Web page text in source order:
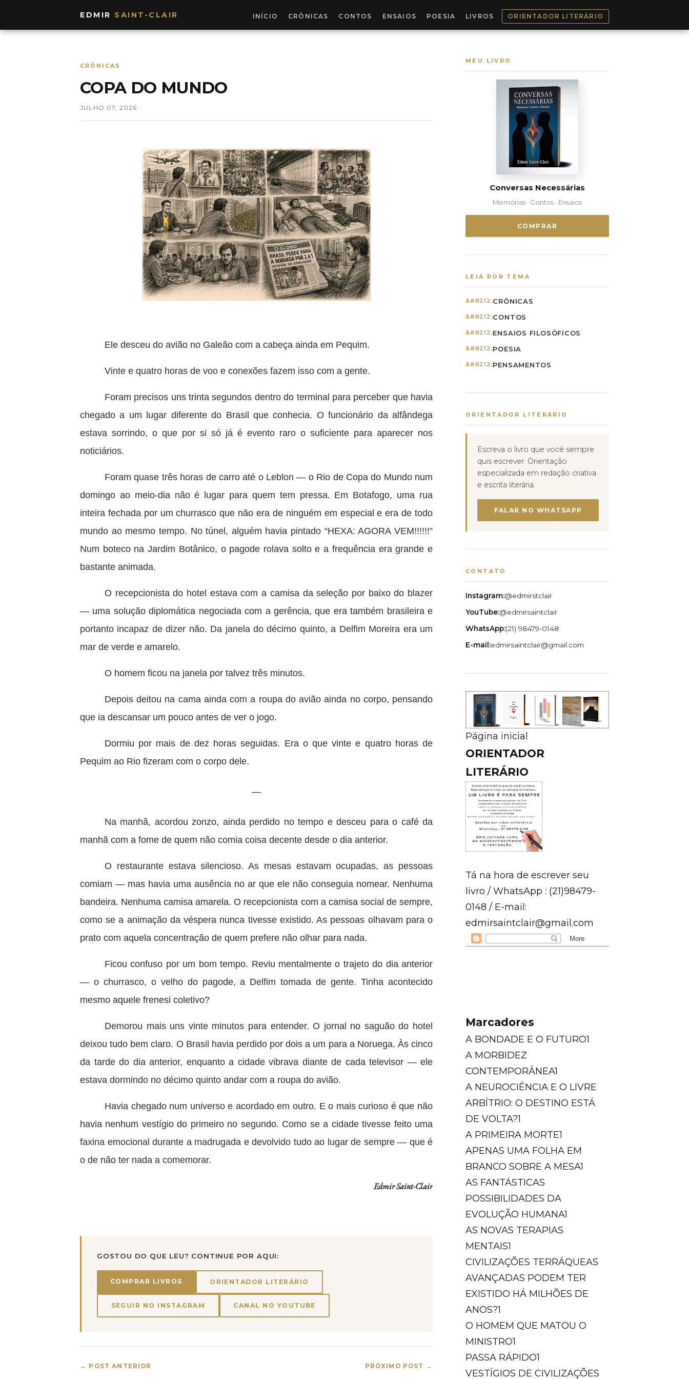
EDMIR SAINT-CLAIR INÍCIO CRÔNICAS CONTOS ENSAIOS POESIA LIVROS ORIENTADOR LITERÁRIO
CRÔNICAS
COPA DO MUNDO
JULHO 07, 2026 ·
Ele desceu do avião no Galeão com a cabeça ainda em Pequim.
Vinte e quatro horas de voo e conexões fazem isso com a gente.
Foram precisos uns trinta segundos dentro do terminal para perceber que havia
chegado a um lugar diferente do Brasil que conhecia. O funcionário da alfândega
estava sorrindo, o que por si só já é evento raro o suficiente para aparecer nos
noticiários.
Foram quase três horas de carro até o Leblon — o Rio de Copa do Mundo num
domingo ao meio-dia não é lugar para quem tem pressa. Em Botafogo, uma rua
inteira fechada por um churrasco que não era de ninguém em especial e era de todo
mundo ao mesmo tempo. No túnel, alguém havia pintado “HEXA: AGORA VEM!!!!!!”
Num boteco na Jardim Botânico, o pagode rolava solto e a frequência era grande e
bastante animada.
O recepcionista do hotel estava com a camisa da seleção por baixo do blazer
— uma solução diplomática negociada com a gerência, que era também brasileira e
portanto incapaz de dizer não. Da janela do décimo quinto, a Delfim Moreira era um
mar de verde e amarelo.
O homem ficou na janela por talvez três minutos.
Depois deitou na cama ainda com a roupa do avião ainda no corpo, pensando
que ia descansar um pouco antes de ver o jogo.
Dormiu por mais de dez horas seguidas. Era o que vinte e quatro horas de
Pequim ao Rio fizeram com o corpo dele.
—
Na manhã, acordou zonzo, ainda perdido no tempo e desceu para o café da
manhã com a fome de quem não comia coisa decente desde o dia anterior.
O restaurante estava silencioso. As mesas estavam ocupadas, as pessoas
comiam — mas havia uma ausência no ar que ele não conseguia nomear. Nenhuma
bandeira. Nenhuma camisa amarela. O recepcionista com a camisa social de sempre,
como se a animação da véspera nunca tivesse existido. As pessoas olhavam para o
prato com aquela concentração de quem prefere não olhar para nada.
Ficou confuso por um bom tempo. Reviu mentalmente o trajeto do dia anterior
— o churrasco, o velho do pagode, a Delfim tomada de gente. Tinha acontecido
mesmo aquele frenesi coletivo?
Demorou mais uns vinte minutos para entender. O jornal no saguão do hotel
deixou tudo bem claro. O Brasil havia perdido por dois a um para a Noruega. Às cinco
da tarde do dia anterior, enquanto a cidade vibrava diante de cada televisor — ele
estava dormindo no décimo quinto andar com a roupa do avião.
Havia chegado num universo e acordado em outro. E o mais curioso é que não
havia nenhum vestígio do primeiro no segundo. Como se a cidade tivesse feito uma
faxina emocional durante a madrugada e devolvido tudo ao lugar de sempre — que é
o de não ter nada a comemorar.
Edmir Saint-Clair
GOSTOU DO QUE LEU? CONTINUE POR AQUI:
COMPRAR LIVROS ORIENTADOR LITERÁRIO
SEGUIR NO INSTAGRAM CANAL NO YOUTUBE
← POST ANTERIOR PRÓXIMO POST →
MEU LIVRO
Conversas Necessárias
Memórias · Contos · Ensaios
COMPRAR
LEIA POR TEMA
CRÔNICAS
CONTOS
ENSAIOS FILOSÓFICOS
POESIA
PENSAMENTOS
ORIENTADOR LITERÁRIO
Escreva o livro que você sempre
quis escrever. Orientação
especializada em redação criativa
e escrita literária.
FALAR NO WHATSAPP
CONTATO
Instagram:@edmirstclair
YouTube:@edmirsaintclair
WhatsApp:(21) 98479-0148
E-mail:edmirsaintclair@gmail.com
Página inicial
ORIENTADOR
LITERÁRIO
Tá na hora de escrever seu
livro / WhatsApp : (21)98479-
0148 / E-mail:
edmirsaintclair@gmail.com
Marcadores
A BONDADE E O FUTURO1
A MORBIDEZ
CONTEMPORÂNEA1
A NEUROCIÊNCIA E O LIVRE
ARBÍTRIO: O DESTINO ESTÁ
DE VOLTA?1
A PRIMEIRA MORTE1
APENAS UMA FOLHA EM
BRANCO SOBRE A MESA1
AS FANTÁSTICAS
POSSIBILIDADES DA
EVOLUÇÃO HUMANA1
AS NOVAS TERAPIAS
MENTAIS1
CIVILIZAÇÕES TERRÁQUEAS
AVANÇADAS PODEM TER
EXISTIDO HÁ MILHÕES DE
ANOS?1
O HOMEM QUE MATOU O
MINISTRO1
PASSA RÁPIDO1
VESTÍGIOS DE CIVILIZAÇÕES